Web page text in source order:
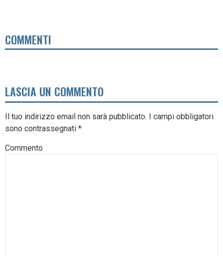
COMMENTI
LASCIA UN COMMENTO
Il tuo indirizzo email non sarà pubblicato. I campi obbligatori
sono contrassegnati *
Commento